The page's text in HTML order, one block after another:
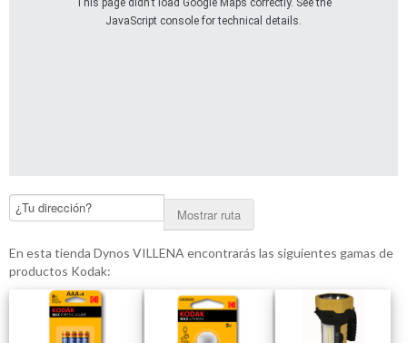
This page didn't load Google Maps correctly. See the
JavaScript console for technical details.
Mostrar ruta
En esta tienda Dynos VILLENA encontrarás las siguientes gamas de
productos Kodak: